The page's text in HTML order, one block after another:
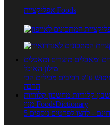
אפליקציית Foods
ומאכלים מוצרים ומאכלים
מילון האוכל
ע"פ רכיבים מכילים הכי
הרבה
קלוריות מחשבון קלוריות
מנוי FoodsDictionary
חינם - לחצו לפרטים נוספים